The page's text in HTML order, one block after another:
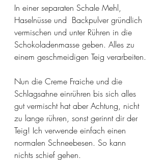
In einer separaten Schale Mehl,
Haselnüsse und  Backpulver gründlich
vermischen und unter Rühren in die
Schokoladenmasse geben. Alles zu
einem geschmeidigen Teig verarbeiten.
Nun die Creme Fraiche und die
Schlagsahne einrühren bis sich alles
gut vermischt hat aber Achtung, nicht
zu lange rühren, sonst gerinnt dir der
Teig! Ich verwende einfach einen
normalen Schneebesen. So kann
nichts schief gehen.